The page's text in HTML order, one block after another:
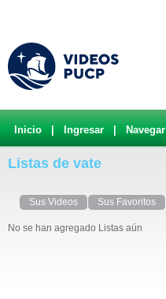
Inicio Ingresar Navegar
Listas de vate
Sus Videos Sus Favoritos
No se han agregado Listas aún